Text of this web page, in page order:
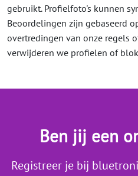
gebruikt. Profielfoto's kunnen
Beoordelingen zijn gebaseerd
overtredingen van onze regels
verwijderen we profielen of
Ben jij een
Registreer je bij